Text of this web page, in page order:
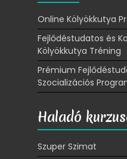
Online Kölyökkutya
Fejlődéstudatos és
Kölyökkutya Tréning
Prémium
Szocializációs
Haladó
Szuper Szimat